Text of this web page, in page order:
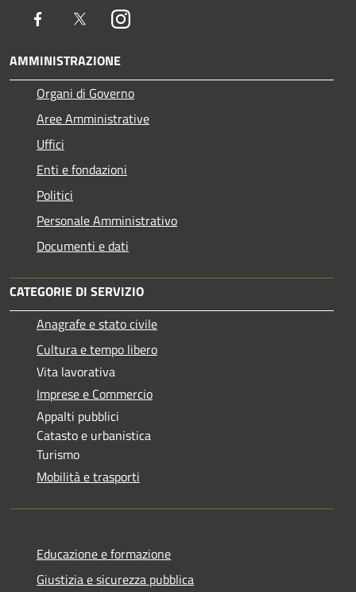
Facebook TwitterInstagram
AMMINISTRAZIONE
Organi di Governo
Aree Amministrative
Uffici
Enti e fondazioni
Politici
Personale Amministrativo
Documenti e dati
CATEGORIE DI SERVIZIO
Anagrafe e stato civile
Cultura e tempo libero
Vita lavorativa
Imprese e Commercio
Appalti pubblici
Catasto e urbanistica
Turismo
Mobilità e trasporti
Educazione e formazione
Giustizia e sicurezza pubblica